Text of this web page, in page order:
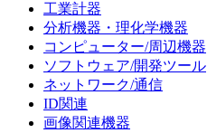
工業計器
分析機器・理化学機器
コンピューター/周辺機器
ソフトウェア/開発ツール
ネットワーク/通信
ID関連
画像関連機器